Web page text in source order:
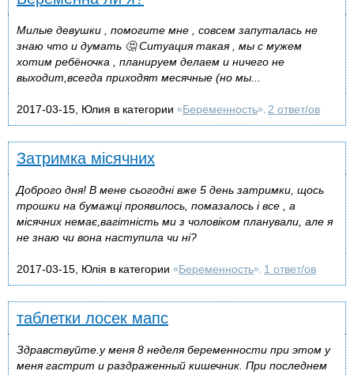
Милые девушки , помогите мне , совсем запуталась не
знаю что и думать 🤔 Ситуация такая , мы с мужем
хотим ребёночка , планируем делаем и ничего не
выходит,всегда приходят месячные (но мы...
2017-03-15, Юлия в категории «Беременность», 2 ответ/ов
Затримка місячних
Доброго дня! В мене сьогодні вже 5 день затримки, щось
трошки на бумажці проявилось, помазалось і все , а
місячних немає,вагітність ми з чоловіком планували, але я
не знаю чи вона наступила чи ні?
2017-03-15, Юлія в категории «Беременность», 1 ответ/ов
таблетки лосек мапс
Здравствуйте.у меня 8 неделя беременности при этом у
меня гастрит и раздраженный кишечник. При последнем